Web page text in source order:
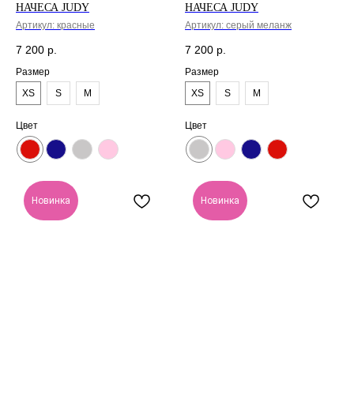
НАЧЕСА JUDY
Артикул: красные
7 200 р.
Размер
XS
S M
Цвет
НАЧЕСА JUDY
Артикул: серый меланж
7 200 р.
Размер
XS
S M
Цвет
Новинка Новинка